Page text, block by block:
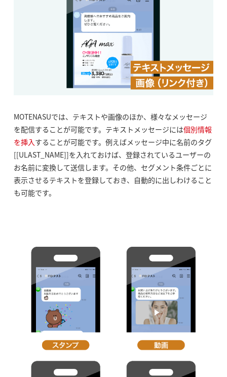
MOTENASUでは、テキストや画像のほか、様々なメッセージ
を配信することが可能です。テキストメッセージには個別情報
を挿入することが可能です。例えばメッセージ中に名前のタグ
[[ULAST_NAME]]を入れておけば、登録されているユーザーの
お名前に変換して送信します。その他、セグメント条件ごとに
表示させるテキストを登録しておき、自動的に出しわけること
も可能です。